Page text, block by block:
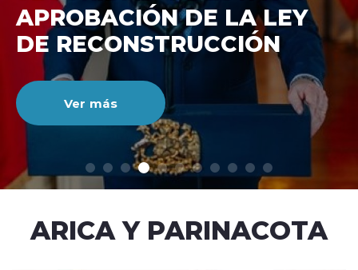
modo claro
DE RECONSTRUCCIÓ
NACIONAL
Ver más
ARICA Y PARINACOTA